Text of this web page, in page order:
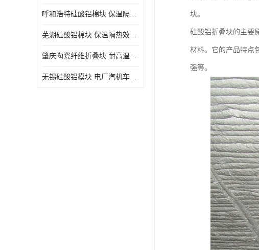
呼和浩特硅酸铝棉块 保温隔热效果好
芜湖硅酸铝棉块 保温隔热效果好
肇庆陶瓷纤维折叠块 耐高温阻燃 抗撕裂 质地硬
无锡硅酸铝模块 电厂汽机车间设备管道保温用硅酸铝棉
块。
硅酸铝折叠块的主要
材料。它的产品特点
强等。